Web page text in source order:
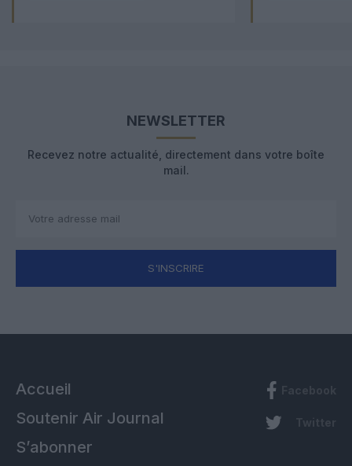
NEWSLETTER
Recevez notre actualité, directement dans votre boîte
mail.
S'INSCRIRE
Accueil
Soutenir Air Journal
S’abonner